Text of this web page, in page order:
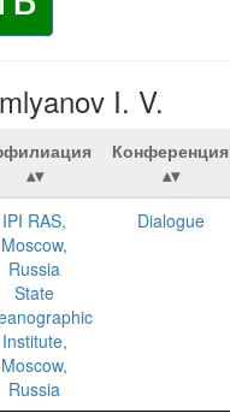
I. V.
Конференция
IPI RAS,
Moscow,
Russia
State
Institute,
Moscow,
Russia
Dialogue